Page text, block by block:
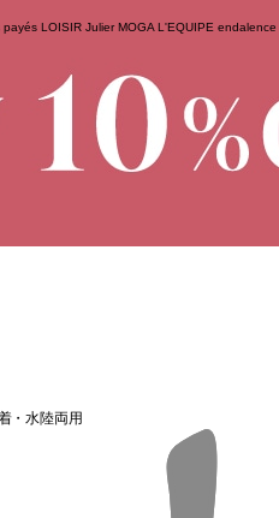
payés LOISIR Julier MOGA L'EQUIPE endalence
・水陸両用